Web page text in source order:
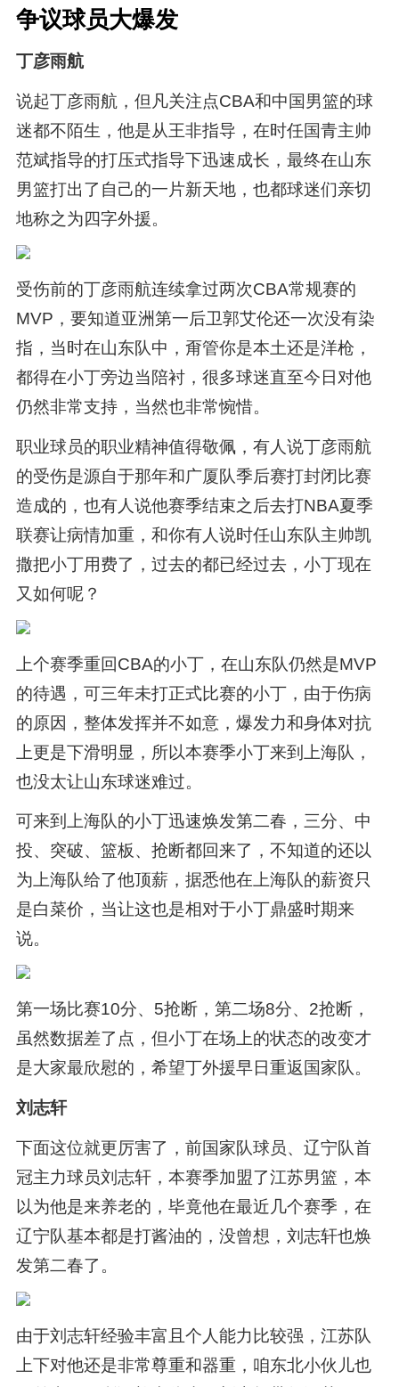
争议球员大爆发
丁彦雨航
说起丁彦雨航，但凡关注点CBA和中国男篮的球
迷都不陌生，他是从王非指导，在时任国青主帅
范斌指导的打压式指导下迅速成长，最终在山东
男篮打出了自己的一片新天地，也都球迷们亲切
地称之为四字外援。
受伤前的丁彦雨航连续拿过两次CBA常规赛的
MVP，要知道亚洲第一后卫郭艾伦还一次没有染
指，当时在山东队中，甭管你是本土还是洋枪，
都得在小丁旁边当陪衬，很多球迷直至今日对他
仍然非常支持，当然也非常惋惜。
职业球员的职业精神值得敬佩，有人说丁彦雨航
的受伤是源自于那年和广厦队季后赛打封闭比赛
造成的，也有人说他赛季结束之后去打NBA夏季
联赛让病情加重，和你有人说时任山东队主帅凯
撒把小丁用费了，过去的都已经过去，小丁现在
又如何呢？
上个赛季重回CBA的小丁，在山东队仍然是MVP
的待遇，可三年未打正式比赛的小丁，由于伤病
的原因，整体发挥并不如意，爆发力和身体对抗
上更是下滑明显，所以本赛季小丁来到上海队，
也没太让山东球迷难过。
可来到上海队的小丁迅速焕发第二春，三分、中
投、突破、篮板、抢断都回来了，不知道的还以
为上海队给了他顶薪，据悉他在上海队的薪资只
是白菜价，当让这也是相对于小丁鼎盛时期来
说。
第一场比赛10分、5抢断，第二场8分、2抢断，
虽然数据差了点，但小丁在场上的状态的改变才
是大家最欣慰的，希望丁外援早日重返国家队。
刘志轩
下面这位就更厉害了，前国家队球员、辽宁队首
冠主力球员刘志轩，本赛季加盟了江苏男篮，本
以为他是来养老的，毕竟他在最近几个赛季，在
辽宁队基本都是打酱油的，没曾想，刘志轩也焕
发第二春了。
由于刘志轩经验丰富且个人能力比较强，江苏队
上下对他还是非常尊重和器重，咱东北小伙儿也